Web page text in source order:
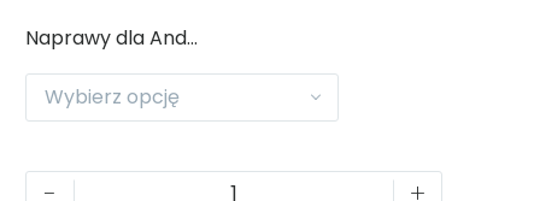
Naprawy dla Android
Wybierz opcję